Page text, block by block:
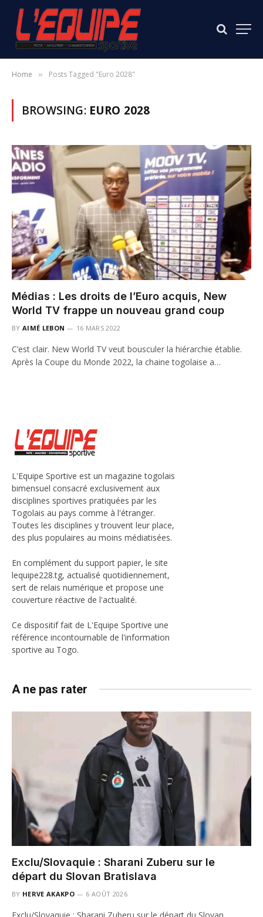
Home » Posts Tagged "Euro 2028"
BROWSING: EURO 2028
Médias : Les droits de l’Euro acquis, New
World TV frappe un nouveau grand coup
BY AIMÉ LEBON 16 MARS 2022
C’est clair. New World TV veut bousculer la hiérarchie établie.
Après la Coupe du Monde 2022, la chaine togolaise a…
L'Equipe Sportive est un magazine togolais
bimensuel consacré exclusivement aux
disciplines sportives pratiquées par les
Togolais au pays comme à l'étranger.
Toutes les disciplines y trouvent leur place,
des plus populaires au moins médiatisées.
En complément du support papier, le site
lequipe228.tg, actualisé quotidiennement,
sert de relais numérique et propose une
couverture réactive de l'actualité.
Ce dispositif fait de L'Equipe Sportive une
référence incontournable de l'information
sportive au Togo.
A ne pas rater
Exclu/Slovaquie : Sharani Zuberu sur le
départ du Slovan Bratislava
BY HERVE AKAKPO 6 AOÛT 2026